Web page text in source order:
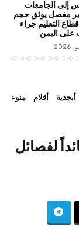
إلى الجامعات
مفصل يوثق حجم
التعليم جراء
على اليمن